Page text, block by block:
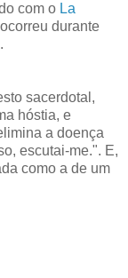
com o La
durante
sacerdotal,
hóstia, e
a doença
escutai-me.". E,
como a de um